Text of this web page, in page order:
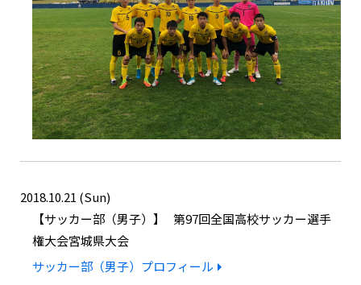
2018.10.21 (Sun)
サッカー部（男子）
第97回全国高校サッカー選手
権大会宮城県大会
サッカー部（男子）プロフィール